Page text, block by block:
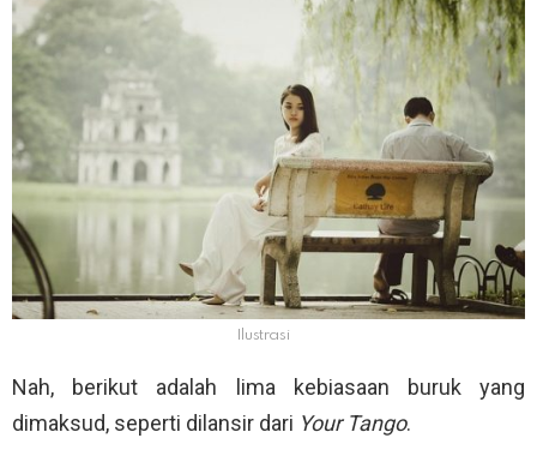
Ilustrasi
Nah, berikut adalah lima kebiasaan buruk yang
dimaksud, seperti dilansir dari Your Tango.